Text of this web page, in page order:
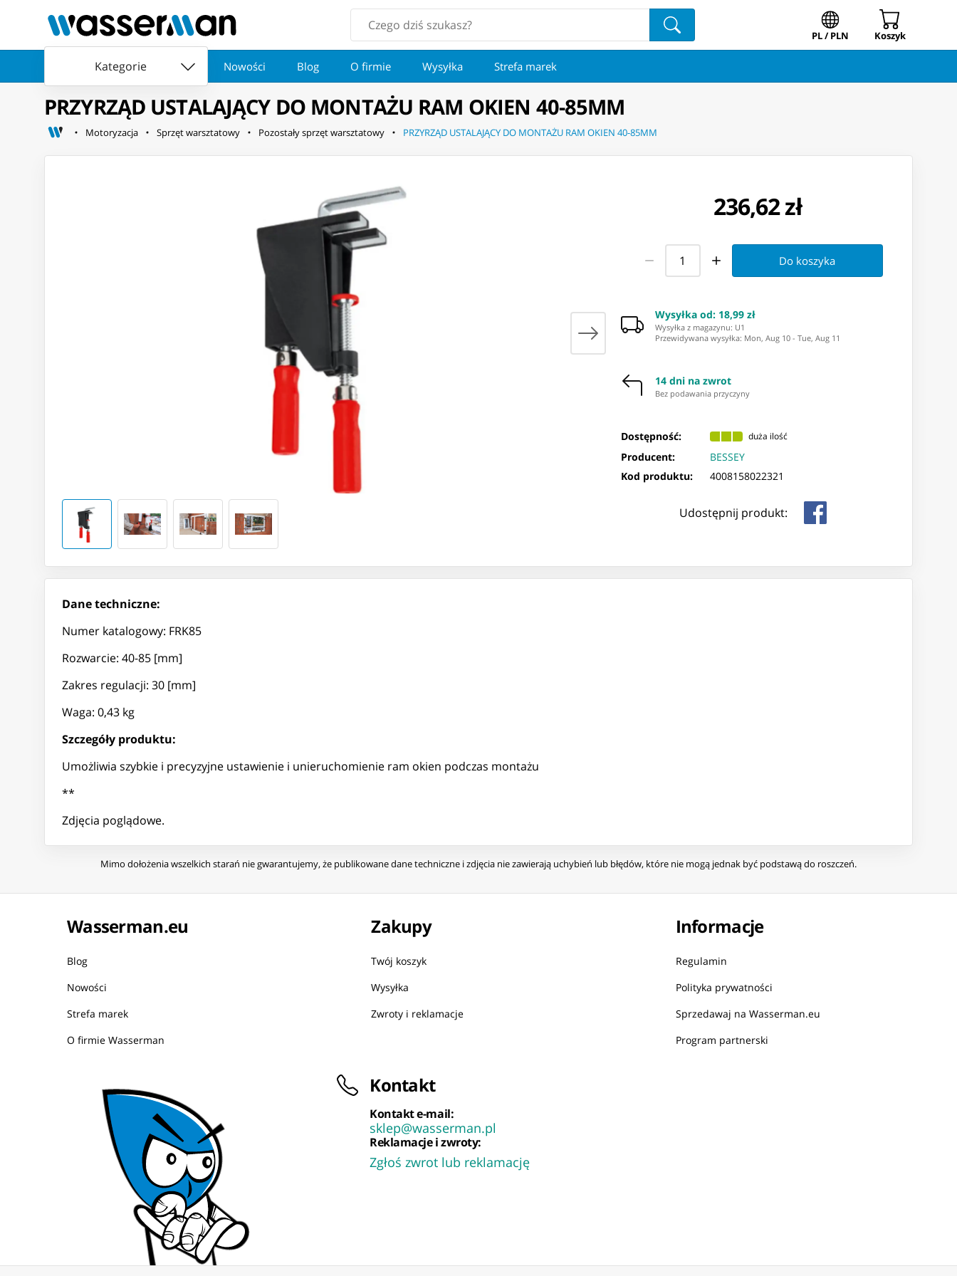
PL / PLN Koszyk
Kategorie Nowości Blog O firmie Wysyłka Strefa marek
PRZYRZĄD USTALAJĄCY DO MONTAŻU RAM OKIEN 40-85MM
Motoryzacja Sprzęt warsztatowy Pozostały sprzęt warsztatowy PRZYRZĄD USTALAJĄCY DO MONTAŻU RAM OKIEN 40-85MM
236,62 zł
Do koszyka
Wysyłka od: 18,99 zł
Wysyłka z magazynu: ⁨U1⁩
Przewidywana wysyłka: Mon, Aug 10 -Tue, Aug 11
14 dni na zwrot
Bez podawania przyczyny
Dostępność: duża ilość
Producent:
BESSEY
Kod produktu:
4008158022321
Udostępnij produkt:
Dane techniczne:
Numer katalogowy: FRK85
Rozwarcie: 40-85 [mm]
Zakres regulacji: 30 [mm]
Waga: 0,43 kg
Szczegóły produktu:
Umożliwia szybkie i precyzyjne ustawienie i unieruchomienie ram okien podczas montażu
**
Zdjęcia poglądowe.
Mimo dołożenia wszelkich starań nie gwarantujemy, że publikowane dane techniczne i zdjęcia nie zawierają uchybień lub błędów, które nie mogą jednak być podstawą do roszczeń.
Wasserman.eu
Blog
Nowości
Strefa marek
O firmie Wasserman
Zakupy
Twój koszyk
Wysyłka
Zwroty i reklamacje
Informacje
Regulamin
Polityka prywatności
Sprzedawaj na Wasserman.eu
Program partnerski
Kontakt
Kontakt e-mail:
sklep@wasserman.pl
Reklamacje i zwroty:
Zgłoś zwrot lub reklamację